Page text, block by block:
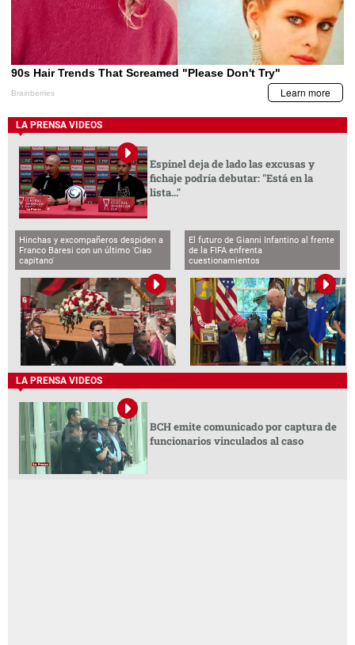
LA PRENSA VIDEOS
Espinel deja de lado las excusas y
fichaje podría debutar: "Está en la
lista..."
Hinchas y excompañeros despiden a
Franco Baresi con un último 'Ciao
capitano'
El futuro de Gianni Infantino al frente
de la FIFA enfrenta
cuestionamientos
LA PRENSA VIDEOS
BCH emite comunicado por captura de
funcionarios vinculados al caso